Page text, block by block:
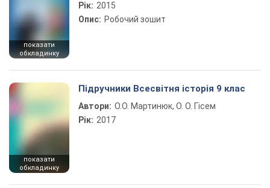
показати
обкладинку
Рік: 2015
Опис: Робочий зошит
показати
обкладинку
Підручники Всесвітня історія 9 клас
Автори: О.О. Мартинюк, О. О. Гісем
Рік: 2017